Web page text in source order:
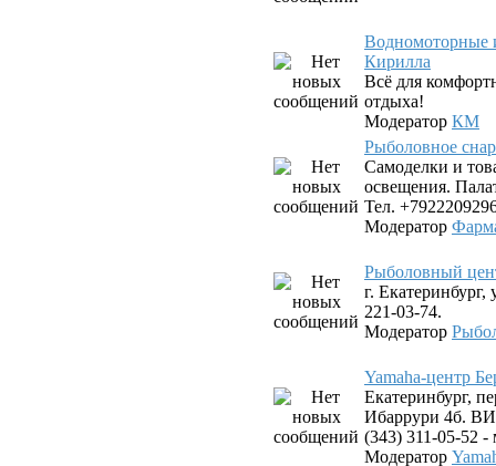
Водномоторные
Кирилла
Всё для
отдыха!
Модератор КМ
Рыболовное
Самоделки и
освещения.
Тел.
Модератор
Рыболовный
г.
221-03-74.
Модератор
Yamaha-центр
Екатеринбург,
Ибаррури 4б.
(343) 311-05-52
Модератор